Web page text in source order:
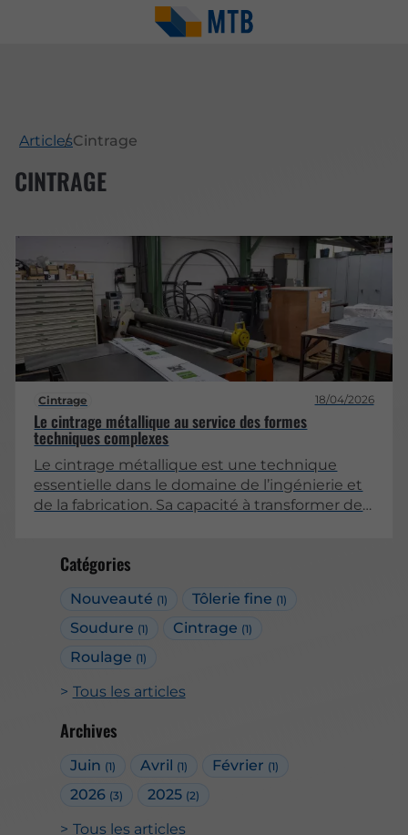
Catégories
Nouveauté (1) Tôlerie fine (1)
Soudure (1) Cintrage (1)
Roulage (1)
Tous les articles
Archives
Juin (1) Avril (1) Février (1)
2026 (3) 2025 (2)
Tous les articles
ArticlesCintrage
CINTRAGE
Cintrage 18/04/2026
Le cintrage métallique au service des formes
techniques complexes
Le cintrage métallique est une technique
essentielle dans le domaine de l’ingénierie et
de la fabrication. Sa capacité à transformer des
l’architecture à l’automobile. Cet article
métallique, en mettant l’accent sur son
importance dans la création de formes